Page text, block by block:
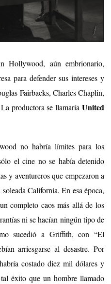
Hollywood, aún embrionario,
para defender sus intereses y
Fairbacks, Charles Chaplin,
productora se llamaría United
no habría límites para los
el cine no se había detenido
y aventureros que empezaron a
California. En esa época,
completo caos más allá de los
ni se hacían ningún tipo de
sucedió a Griffith, con “El
arriesgarse al desastre. Por
costado diez mil dólares y
éxito que un hombre llamado